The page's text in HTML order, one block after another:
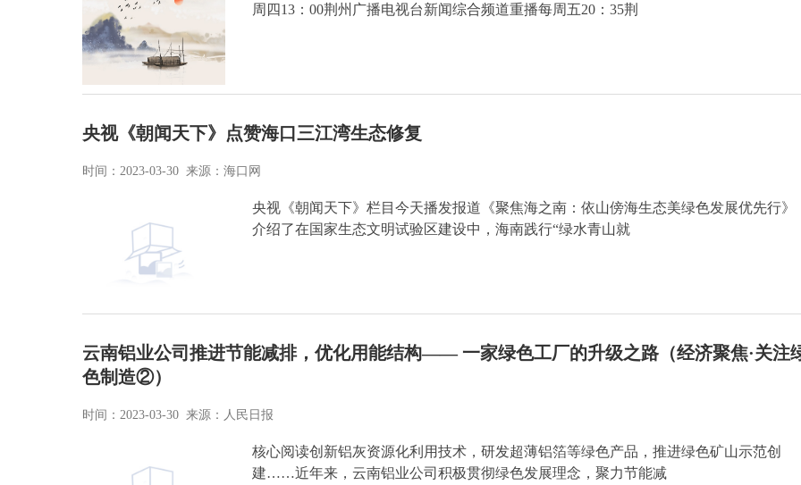
周四13：00荆州广播电视台新闻综合频道重播每周五20：35荆
央视《朝闻天下》点赞海口三江湾生态修复
时间：2023-03-30 来源：海口网
央视《朝闻天下》栏目今天播发报道《聚焦海之南：依山傍海生态美绿色发展优先行》
介绍了在国家生态文明试验区建设中，海南践行“绿水青山就
云南铝业公司推进节能减排，优化用能结构—— 一家绿色工厂的升级之路（经济聚焦·关注
色制造②）
时间：2023-03-30 来源：人民日报
核心阅读创新铝灰资源化利用技术，研发超薄铝箔等绿色产品，推进绿色矿山示范创
建……近年来，云南铝业公司积极贯彻绿色发展理念，聚力节能减